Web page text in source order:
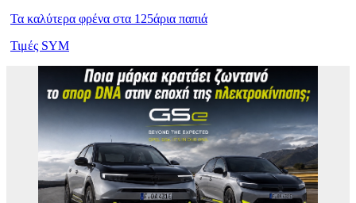
Τα καλύτερα φρένα στα 125άρια παπιά
Τιμές SYM